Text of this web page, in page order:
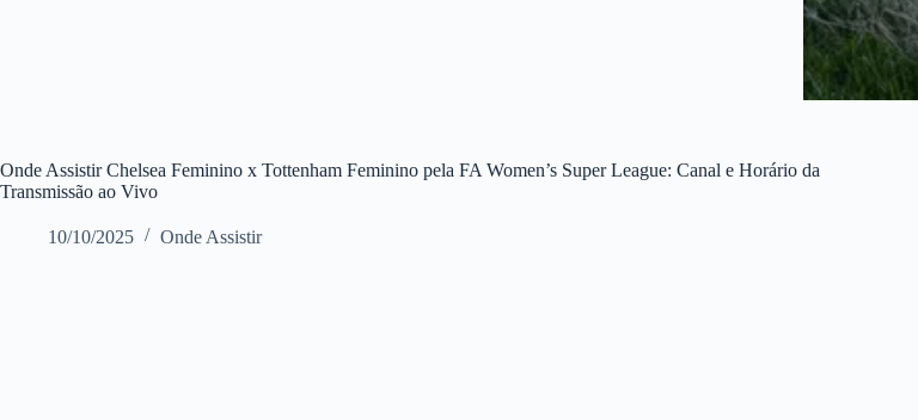
Onde Assistir Chelsea Feminino x Tottenham Feminino pela FA Women’s Super League: Canal e Horário da
Transmissão ao Vivo
10/10/2025 Onde Assistir